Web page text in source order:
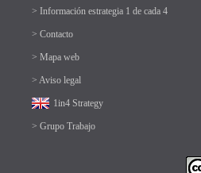
> Información estrategia 1 de cada 4
> Contacto
> Mapa web
> Aviso legal
1in4 Strategy
> Grupo Trabajo